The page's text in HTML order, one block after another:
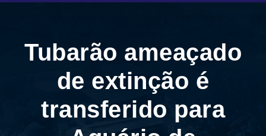
Tubarão ameaçado
de extinção é
transferido para